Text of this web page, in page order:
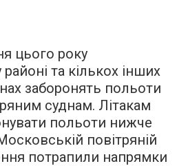
цього року
та кількох інших
заборонять польоти
суднам. Літакам
польоти нижче
повітряній
потрапили напрямки